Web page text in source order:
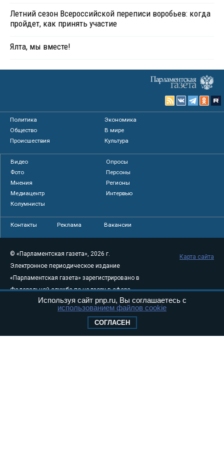
Летний сезон Всероссийской переписи воробьев: когда
пройдет, как принять участие
Ялта, мы вместе!
Политика
Экономика
Общество
В мире
Происшествия
Культура
Видео
Опросы
Фото
Персоны
Мнения
Регионы
Медиацентр
Интервью
Колумнисты
Контакты Реклама Вакансии
© «Парламентская газета», 2026 г.
Электронное периодическое издание
«Парламентская газета» зарегистрировано в
Федеральной службе по надзору в сфере
связи, информационных технологий и
массовых коммуникаций (Роскомнадзор) 05
Свидетельство о регистрации Эл № ФС77-
Карта сайта
Используя сайт pnp.ru, Вы соглашаетесь с
использованием файлов cookie
СОГЛАСЕН